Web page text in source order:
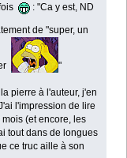
fois : "Ca y est, ND
de "super, un
"
pierre à l'auteur, j'en
l'impression de lire
(et encore, les
tout dans de longues
ce truc aille à son